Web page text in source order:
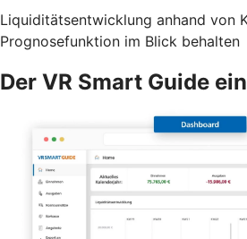
Liquiditätsentwicklung anhand von
Prognosefunktion im Blick behalten
Der VR Smart Guide